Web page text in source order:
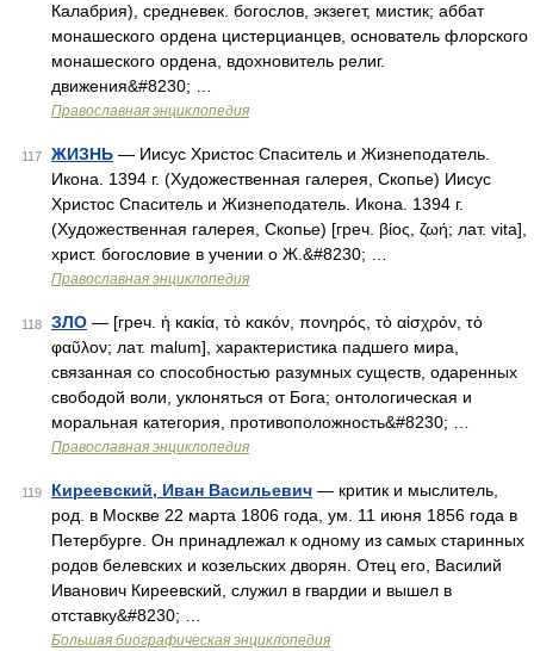
Калабрия), средневек. богослов, экзегет, мистик; аббат
монашеского ордена цистерцианцев, основатель флорского
монашеского ордена, вдохновитель религ.
движения&#8230; …
Православная энциклопедия
117 ЖИЗНЬ — Иисус Христос Спаситель и Жизнеподатель.
Икона. 1394 г. (Художественная галерея, Скопье) Иисус
Христос Спаситель и Жизнеподатель. Икона. 1394 г.
(Художественная галерея, Скопье) [греч. βίος, ζωή; лат. vita],
христ. богословие в учении о Ж.&#8230; …
Православная энциклопедия
118 ЗЛО — [греч. ἡ κακία, τὸ κακόν, πονηρός, τὸ αἰσχρόν, τὸ
φαῦλον; лат. malum], характеристика падшего мира,
связанная со способностью разумных существ, одаренных
свободой воли, уклоняться от Бога; онтологическая и
моральная категория, противоположность&#8230; …
Православная энциклопедия
119 Киреевский, Иван Васильевич — критик и мыслитель,
род. в Москве 22 марта 1806 года, ум. 11 июня 1856 года в
Петербурге. Он принадлежал к одному из самых старинных
родов белевских и козельских дворян. Отец его, Василий
Иванович Киреевский, служил в гвардии и вышел в
отставку&#8230; …
Большая биографическая энциклопедия